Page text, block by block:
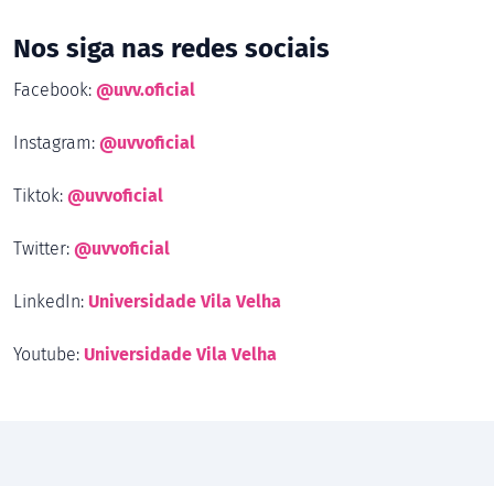
Nos siga nas redes sociais
Facebook: @uvv.oficial
Instagram: @uvvoficial
Tiktok: @uvvoficial
Twitter: @uvvoficial
LinkedIn: Universidade Vila Velha
Youtube: Universidade Vila Velha